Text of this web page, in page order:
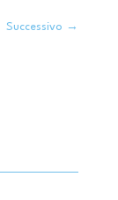
Successivo →